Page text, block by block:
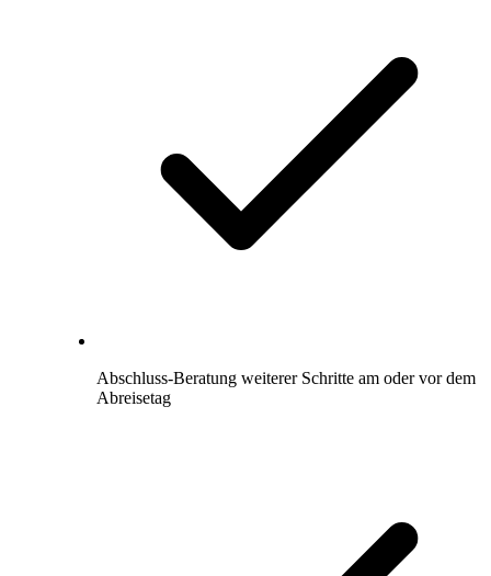
Abschluss-Beratung weiterer Schritte am oder vor dem
Abreisetag